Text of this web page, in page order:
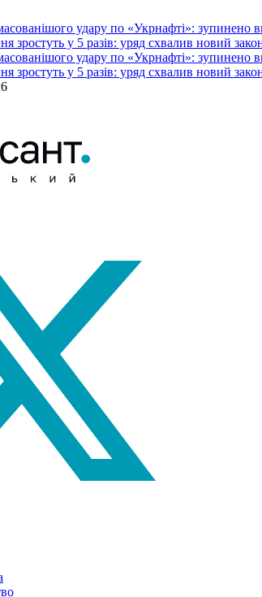
удару по «Укрнафті»: зупинено
зростуть у 5 разів: уряд схвалив новий
удару по «Укрнафті»: зупинено
зростуть у 5 разів: уряд схвалив новий